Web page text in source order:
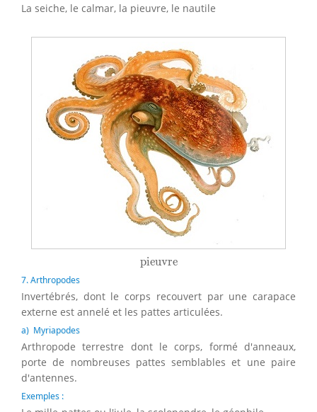
La seiche, le calmar, la pieuvre, le nautile
pieuvre
pieuvre
7. Arthropodes
Invertébrés, dont le corps recouvert par une carapace
externe est annelé et les pattes articulées.
a) Myriapodes
Arthropode terrestre dont le corps, formé d'anneaux,
porte de nombreuses pattes semblables et une paire
d'antennes.
Exemples :